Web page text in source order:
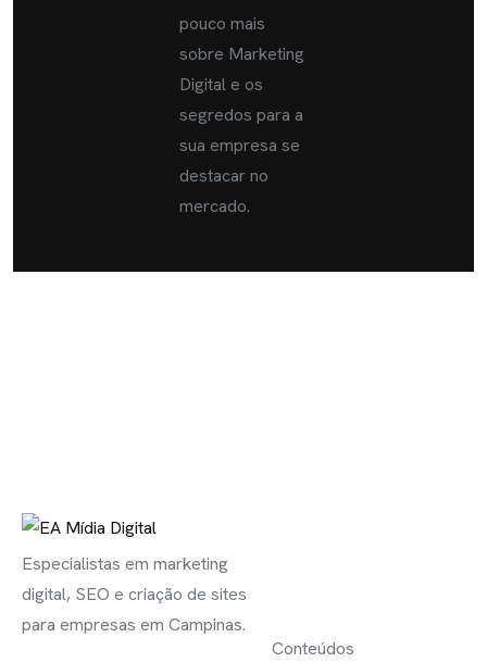
pouco mais
sobre Marketing
Digital e os
segredos para a
sua empresa se
destacar no
mercado.
Especialistas em marketing
digital, SEO e criação de sites
para empresas em Campinas.
Conteúdos